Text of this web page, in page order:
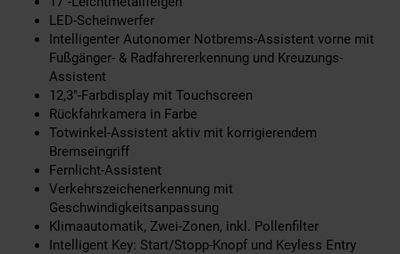
LED-Scheinwerfer
Intelligenter Autonomer Notbrems-Assistent vorne mit
Fußgänger- & Radfahrererkennung und Kreuzungs-
Assistent
12,3"-Farbdisplay mit Touchscreen
Rückfahrkamera in Farbe
Totwinkel-Assistent aktiv mit korrigierendem
Bremseingriff
Fernlicht-Assistent
Verkehrszeichenerkennung mit
Geschwindigkeitsanpassung
Klimaautomatik, Zwei-Zonen, inkl. Pollenfilter
Intelligent Key: Start/Stopp-Knopf und Keyless Entry